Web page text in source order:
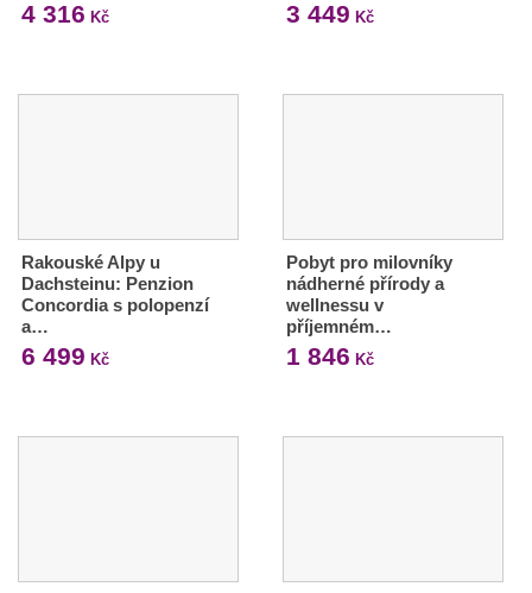
4 316 Kč 3 449 Kč
Rakouské Alpy u
Dachsteinu: Penzion
Concordia s polopenzí
a…
6 499 Kč
Pobyt pro milovníky
nádherné přírody a
wellnessu v
příjemném…
1 846 Kč